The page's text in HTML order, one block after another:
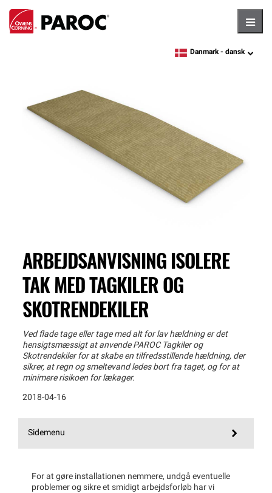
languageDanmark - dansk
ARBEJDSANVISNING ISOLERE
TAK MED TAGKILER OG
SKOTRENDEKILER
Ved flade tage eller tage med alt for lav hældning er det
hensigtsmæssigt at anvende PAROC Tagkiler og
Skotrendekiler for at skabe en tilfredsstillende hældning, der
sikrer, at regn og smeltevand ledes bort fra taget, og for at
minimere risikoen for lækager.
2018-04-16
Sidemenu
For at gøre installationen nemmere, undgå eventuelle
problemer og sikre et smidigt arbejdsforløb har vi